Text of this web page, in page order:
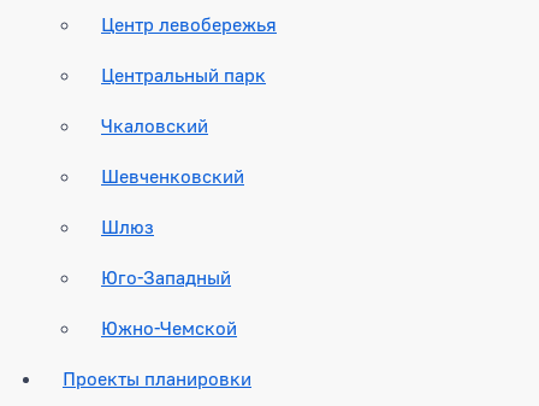
Центр левобережья
Центральный парк
Чкаловский
Шевченковский
Шлюз
Юго-Западный
Южно-Чемской
Проекты планировки